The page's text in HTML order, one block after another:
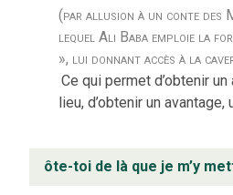
(par allusion à un conte des
lequel Ali Baba emploie la
», lui donnant accès à la
Ce qui permet d’obtenir
lieu, d’obtenir un avantage,
ôte-toi de là que je m’y